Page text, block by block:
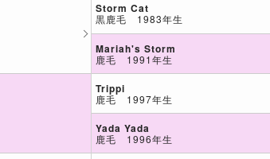
Storm Cat
黒鹿毛 1983年生
Mariah's Storm
鹿毛 1991年生
Trippi
鹿毛 1997年生
Yada Yada
鹿毛 1996年生